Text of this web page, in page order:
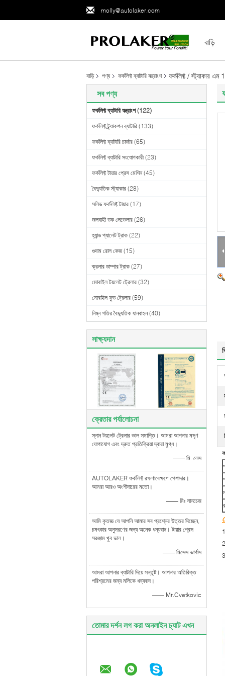
molly@autolaker.com
বাড়ি
বাড়ি পণ্য ফর্কলিফ্ট ব্যাটারি যন্ত্রাংশ ফর্কলিফ্ট / স্ট্যাকার এম
সব পণ্য
ফর্কলিফ্ট ব্যাটারি যন্ত্রাংশ (122)
ফর্কলিফ্ট ট্র্যাকশন ব্যাটারি (133)
ফর্কলিফ্ট ব্যাটারি চার্জার (65)
ফর্কলিফ্ট ব্যাটারি সংযোগকারী (23)
ফর্কলিফ্ট টায়ার প্রেস মেশিন (45)
বৈদ্যুতিক স্ট্যাকার (28)
সলিড ফর্কলিফ্ট টায়ার (17)
জলবাহী ডক লেভেলার (26)
হ্যান্ড প্যালেট ট্রাক (22)
গুদাম রোল কেজ (15)
ক্রলার ডাম্পার ট্রাক (27)
মোবাইল টয়লেট ট্রেলার (32)
মোবাইল ফুড ট্রেলার (59)
নিম্ন গতির বৈদ্যুতিক যানবাহন (40)
সাক্ষ্যদান
ক্রেতার পর্যালোচনা
স্নান টয়লেট ট্রেলার ভাল সমাপ্তি। আমরা আপনার মসৃণ
যোগাযোগ এবং দ্রুত প্রতিক্রিয়া দ্বারা মুগ্ধ।
—— মি. লেস
AUTOLAKER ফর্কলিফ্ট রক্ষণাবেক্ষণে পেশাদার।
আমরা আরও অংশীদারের মতো।
—— মিঃ সানচেজ
আমি কৃতজ্ঞ যে আপনি আমার সব প্রশ্নের উত্তর দিচ্ছেন,
চমৎকার অনুসরণের জন্য অনেক ধন্যবাদ। টায়ার প্রেস
সরঞ্জাম খুব ভাল।
—— মিসেস ভার্গাস
আমরা আপনার ব্যাটারি দিয়ে সন্তুষ্ট। আপনার অতিরিক্ত
পরিশ্রমের জন্য মলিকে ধন্যবাদ।
—— Mr.Cvetkovic
তোমার দর্শন লগ করা অনলাইন চ্যাট এখন